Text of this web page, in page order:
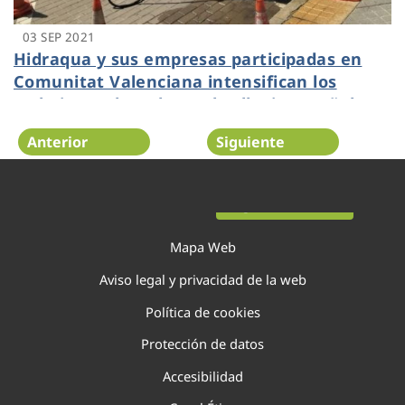
03 SEP 2021
Hidraqua y sus empresas participadas en
Comunitat Valenciana intensifican los
trabajos en la red ante las lluvias otoñales
Anterior Siguiente
Mapa Web
Aviso legal y privacidad de la web
Política de cookies
Protección de datos
Accesibilidad